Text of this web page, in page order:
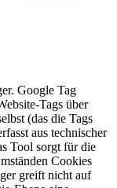
Google Tag
Tags über
(das die Tags
aus technischer
Tool sorgt für die
Cookies
greift nicht auf